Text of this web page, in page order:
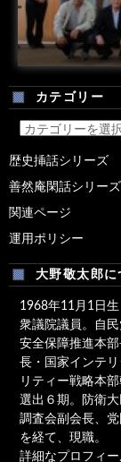
安
カテゴリー
カ
テ
リ
ー
歴史挿話シリーズ
善然庵閑話シリーズ
関連ページ
運用ポリシー
大野敬太郎に
1968年11月1日生
衆議院議員。自
安全保障推進本
長・国家インテ
リティー戦略本
選出６期。防衛
調査会副会長、
を経て、現職。
詳細なプロフィ